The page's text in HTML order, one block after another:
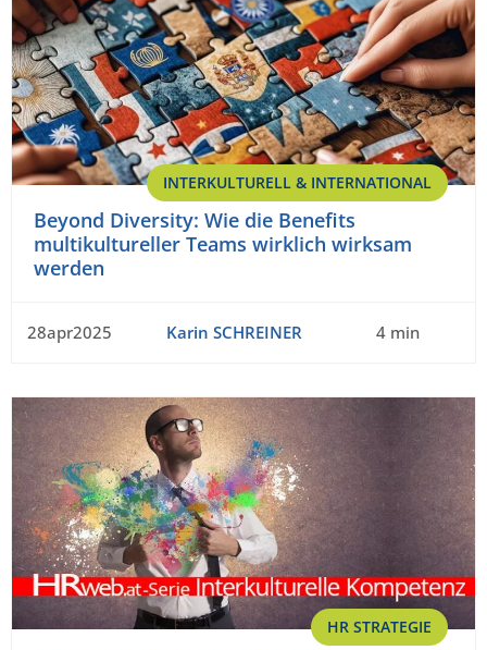
INTERKULTURELL & INTERNATIONAL
Beyond Diversity: Wie die Benefits
multikultureller Teams wirklich wirksam
werden
28apr2025 Karin SCHREINER 4 min
HR STRATEGIE